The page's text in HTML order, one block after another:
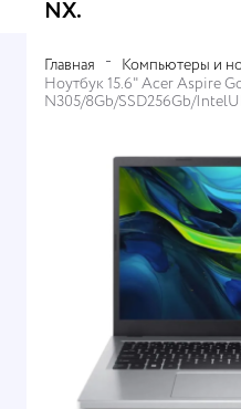
NX.
Главная Компьютеры и
Ноутбук 15.6" Acer Aspire
N305/8Gb/SSD256Gb/